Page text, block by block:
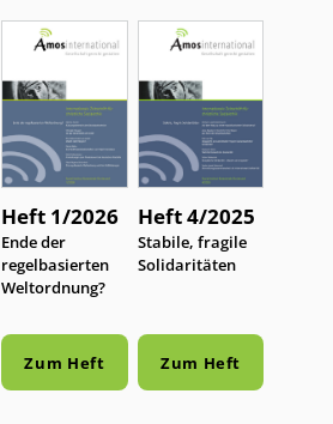
Heft 1/2026
:
Ende der
regelbasierten
Weltordnung?
Zum Heft
Heft 4/2025
:
Stabile, fragile
Solidaritäten
Zum Heft